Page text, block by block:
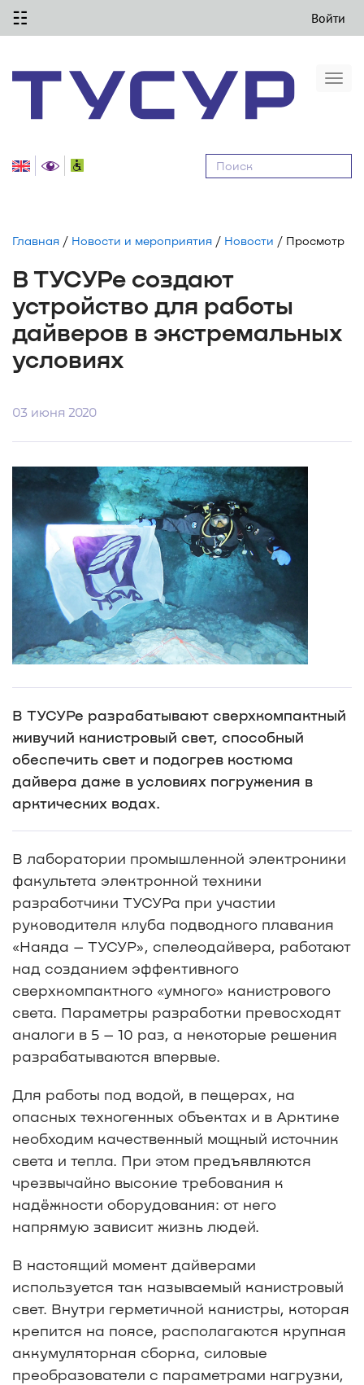
☷ Войти
Главная / Новости и мероприятия / Новости / Просмотр
В ТУСУРе создают
устройство для работы
дайверов в экстремальных
условиях
03 июня 2020
В ТУСУРе разрабатывают сверхкомпактный
живучий канистровый свет, способный
обеспечить свет и подогрев костюма
дайвера даже в условиях погружения в
арктических водах.
В лаборатории промышленной электроники
факультета электронной техники
разработчики ТУСУРа при участии
руководителя клуба подводного плавания
«Наяда – ТУСУР», спелеодайвера, работают
над созданием эффективного
сверхкомпактного «умного» канистрового
света. Параметры разработки превосходят
аналоги в 5 – 10 раз, а некоторые решения
разрабатываются впервые.
Для работы под водой, в пещерах, на
опасных техногенных объектах и в Арктике
необходим качественный мощный источник
света и тепла. При этом предъявляются
чрезвычайно высокие требования к
надёжности оборудования: от него
напрямую зависит жизнь людей.
В настоящий момент дайверами
используется так называемый канистровый
свет. Внутри герметичной канистры, которая
крепится на поясе, располагаются крупная
аккумуляторная сборка, силовые
преобразователи с параметрами нагрузки,